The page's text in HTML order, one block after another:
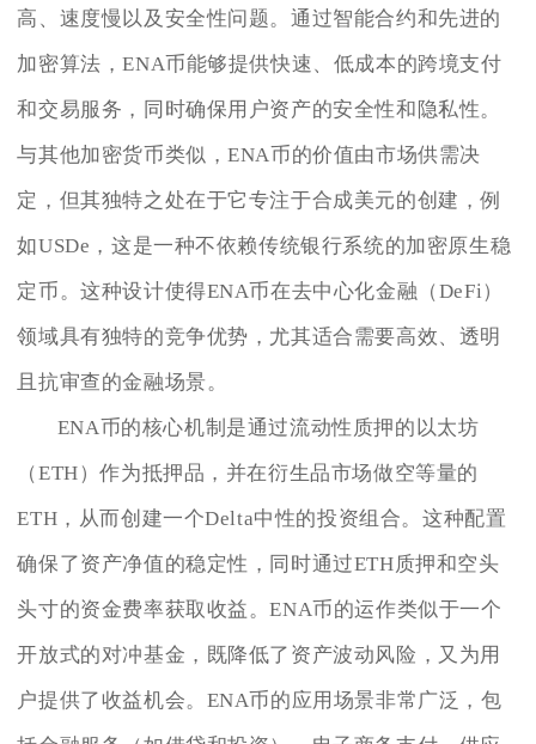
高、速度慢以及安全性问题。通过智能合约和先进的
加密算法，ENA币能够提供快速、低成本的跨境支付
和交易服务，同时确保用户资产的安全性和隐私性。
与其他加密货币类似，ENA币的价值由市场供需决
定，但其独特之处在于它专注于合成美元的创建，例
如USDe，这是一种不依赖传统银行系统的加密原生稳
定币。这种设计使得ENA币在去中心化金融（DeFi）
领域具有独特的竞争优势，尤其适合需要高效、透明
且抗审查的金融场景。
ENA币的核心机制是通过流动性质押的以太坊
（ETH）作为抵押品，并在衍生品市场做空等量的
ETH，从而创建一个Delta中性的投资组合。这种配置
确保了资产净值的稳定性，同时通过ETH质押和空头
头寸的资金费率获取收益。ENA币的运作类似于一个
开放式的对冲基金，既降低了资产波动风险，又为用
户提供了收益机会。ENA币的应用场景非常广泛，包